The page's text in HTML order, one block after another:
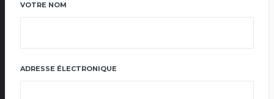
VOTRE NOM
ADRESSE ÉLECTRONIQUE